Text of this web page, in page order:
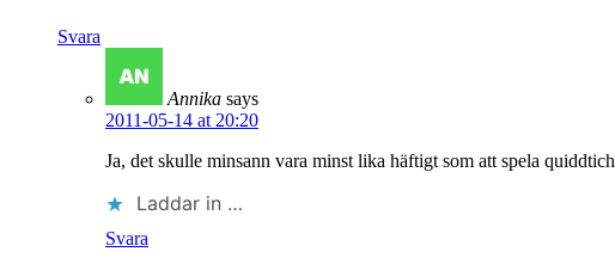
Svara
Annika says
2011-05-14 at 20:20
Ja, det skulle minsann vara minst lika häftigt som att spela quiddtich
Laddar in …
Svara